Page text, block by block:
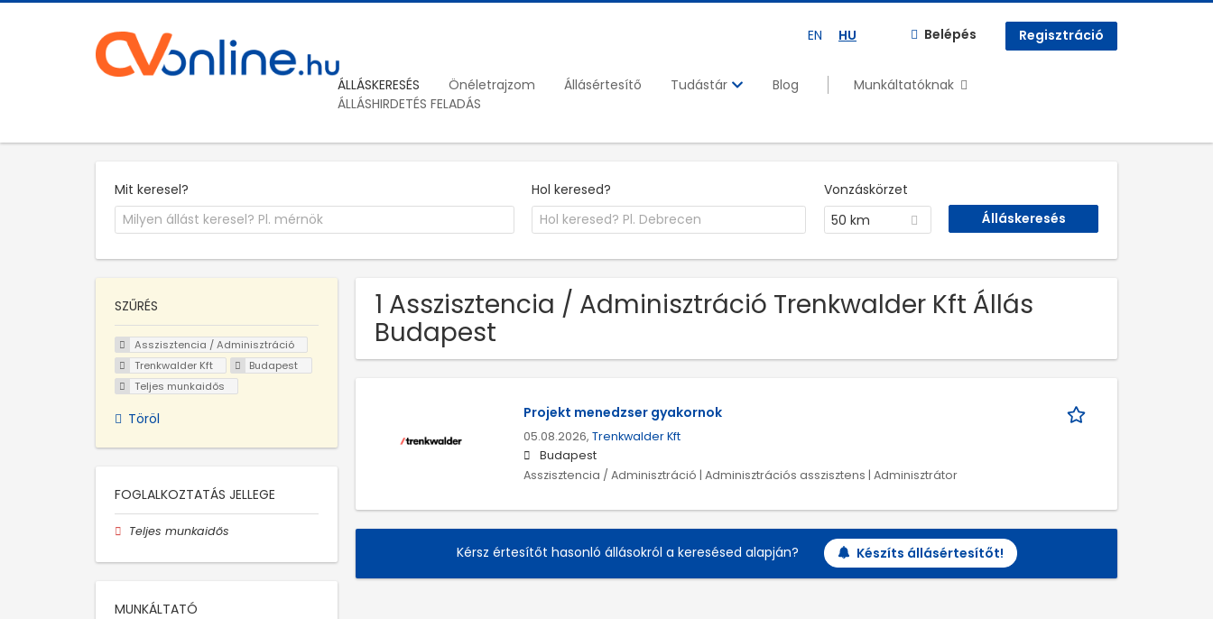
EN HU Belépés Regisztráció
ÁLLÁSKERESÉS Önéletrajzom Állásértesítő Tudástár Blog
Munkáltatóknak
ÁLLÁSHIRDETÉS FELADÁS
Mit keresel? Hol keresed?
Vonzáskörzet
50 km
1 Asszisztencia / Adminisztráció Trenkwalder Kft Állás
Budapest
Projekt menedzser gyakornok
05.08.2026, Trenkwalder Kft
Budapest
Asszisztencia / Adminisztráció | Adminisztrációs asszisztens | Adminisztrátor
Kérsz értesítőt hasonló állásokról a keresésed alapján? Készíts állásértesítőt!
SZŰRÉS
Asszisztencia / Adminisztráció
Trenkwalder Kft
Budapest
Teljes munkaidős
Töröl
FOGLALKOZTATÁS JELLEGE
Teljes munkaidős
MUNKÁLTATÓ